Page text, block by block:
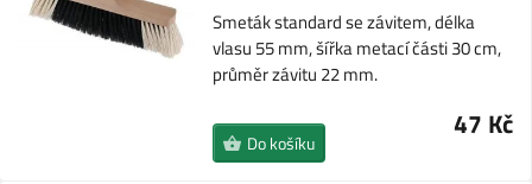
Smeták standard se závitem, délka
vlasu 55 mm, šířka metací části 30 cm,
průměr závitu 22 mm.
47 Kč
Do košíku